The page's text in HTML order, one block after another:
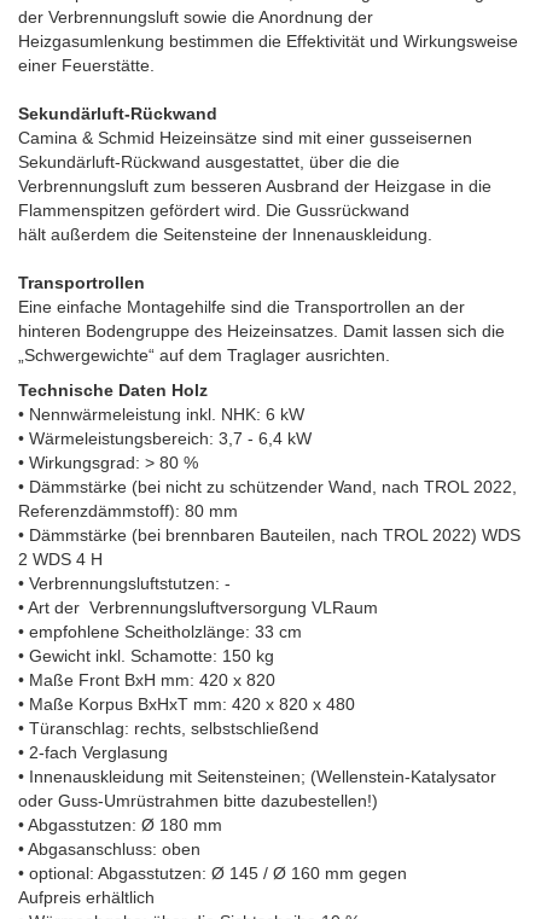
der Verbrennungsluft sowie die Anordnung der
Heizgasumlenkung bestimmen die Effektivität und Wirkungsweise
einer Feuerstätte.
Sekundärluft-Rückwand
Camina & Schmid Heizeinsätze sind mit einer gusseisernen
Sekundärluft-Rückwand ausgestattet, über die die
Verbrennungsluft zum besseren Ausbrand der Heizgase in die
Flammenspitzen gefördert wird. Die Gussrückwand
hält außerdem die Seitensteine der Innenauskleidung.
Transportrollen
Eine einfache Montagehilfe sind die Transportrollen an der
hinteren Bodengruppe des Heizeinsatzes. Damit lassen sich die
„Schwergewichte“ auf dem Traglager ausrichten.
Technische Daten Holz
• Nennwärmeleistung inkl. NHK: 6 kW
• Wärmeleistungsbereich: 3,7 - 6,4 kW
• Wirkungsgrad: > 80 %
• Dämmstärke (bei nicht zu schützender Wand, nach TROL 2022,
Referenzdämmstoff): 80 mm
• Dämmstärke (bei brennbaren Bauteilen, nach TROL 2022) WDS
2 WDS 4 H
• Verbrennungsluftstutzen: -
• Art der Verbrennungsluftversorgung VLRaum
• empfohlene Scheitholzlänge: 33 cm
• Gewicht inkl. Schamotte: 150 kg
• Maße Front BxH mm: 420 x 820
• Maße Korpus BxHxT mm: 420 x 820 x 480
• Türanschlag: rechts, selbstschließend
• 2-fach Verglasung
• Innenauskleidung mit Seitensteinen; (Wellenstein-Katalysator
oder Guss-Umrüstrahmen bitte dazubestellen!)
• Abgasstutzen: Ø 180 mm
• Abgasanschluss: oben
• optional: Abgasstutzen: Ø 145 / Ø 160 mm gegen
Aufpreis erhältlich